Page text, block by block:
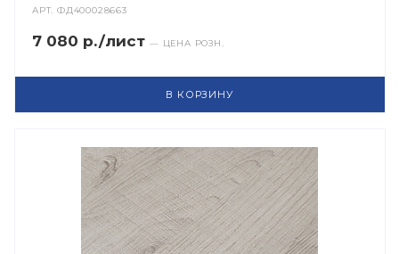
АРТ.ФД400028663
7 080 р./лист — ЦЕНА РОЗН.
В КОРЗИНУ